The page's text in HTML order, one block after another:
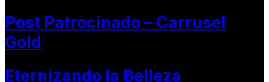
Post Patrocinado – Carrusel
Gold
Eternizando la Belleza